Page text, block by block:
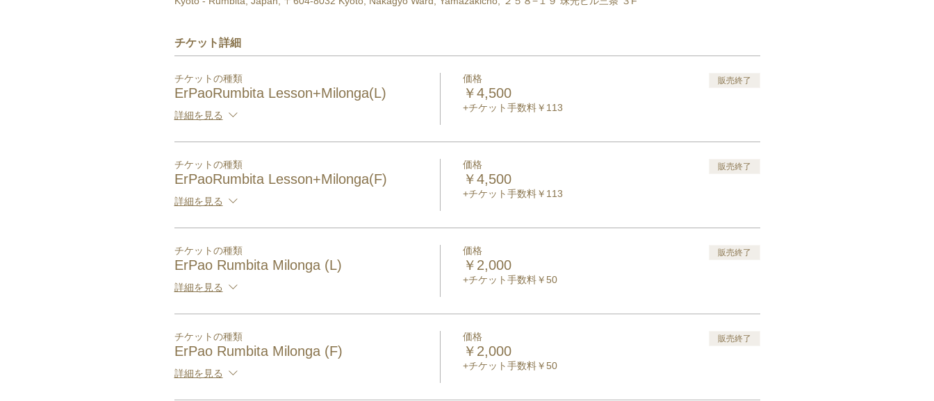
チケット詳細
チケットの種類
ErPaoRumbita Lesson+Milonga(L)
詳細を見る
価格
￥4,500
+チケット手数料￥113
販売終了
チケットの種類
ErPaoRumbita Lesson+Milonga(F)
詳細を見る
価格
￥4,500
+チケット手数料￥113
販売終了
チケットの種類
ErPao Rumbita Milonga (L)
詳細を見る
価格
￥2,000
+チケット手数料￥50
販売終了
チケットの種類
ErPao Rumbita Milonga (F)
詳細を見る
価格
￥2,000
+チケット手数料￥50
販売終了